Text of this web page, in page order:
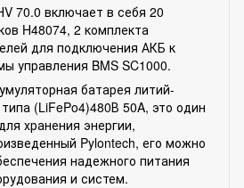
70.0 включает в себя 20
H48074, 2 комплекта
для подключения АКБ к
управления BMS SC1000.
батарея литий-
(LiFePo4)480В 50A, это один
хранения энергии,
Pylontech, его можно
надежного питания
и систем.